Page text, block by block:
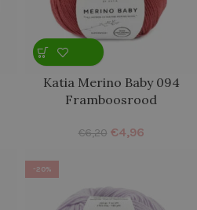
Katia Merino Baby 094
Framboosrood
€6,20 €4,96
-20%